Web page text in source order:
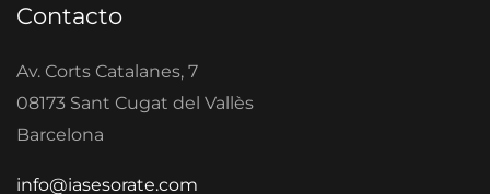
Contacto
Av. Corts Catalanes, 7
08173 Sant Cugat del Vallès
Barcelona
info@iasesorate.com